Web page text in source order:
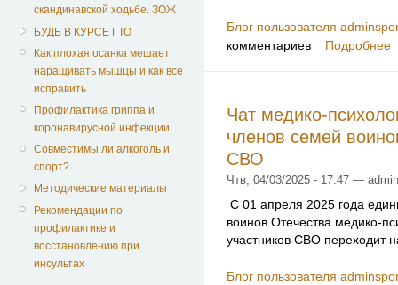
скандинавской ходьбе. ЗОЖ
БУДЬ В КУРСЕ ГТО
Как плохая осанка мешает
наращивать мышцы и как всё
исправить
Профилактика гриппа и
коронавирусной инфекции
Совместимы ли алкоголь и
спорт?
Методические материалы
Рекомендации по
профилактике и
восстановлению при
инсультах
Блог пользователя
комментариев
Подробнее
Чат медико-
членов семей
СВО
Чтв, 04/03/2025 - 17:47 —
С 01 апреля 2025 года
воинов Отечества медико-
участников СВО переходит
Блог пользователя